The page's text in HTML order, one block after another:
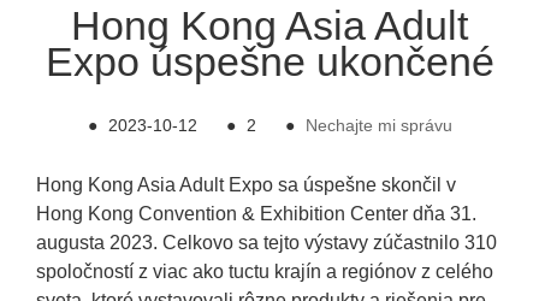
Hong Kong Asia Adult
Expo úspešne ukončené
● 2023-10-12 ● 2 ● Nechajte mi správu
Hong Kong Asia Adult Expo sa úspešne skončil v
Hong Kong Convention & Exhibition Center dňa 31.
augusta 2023. Celkovo sa tejto výstavy zúčastnilo 310
spoločností z viac ako tuctu krajín a regiónov z celého